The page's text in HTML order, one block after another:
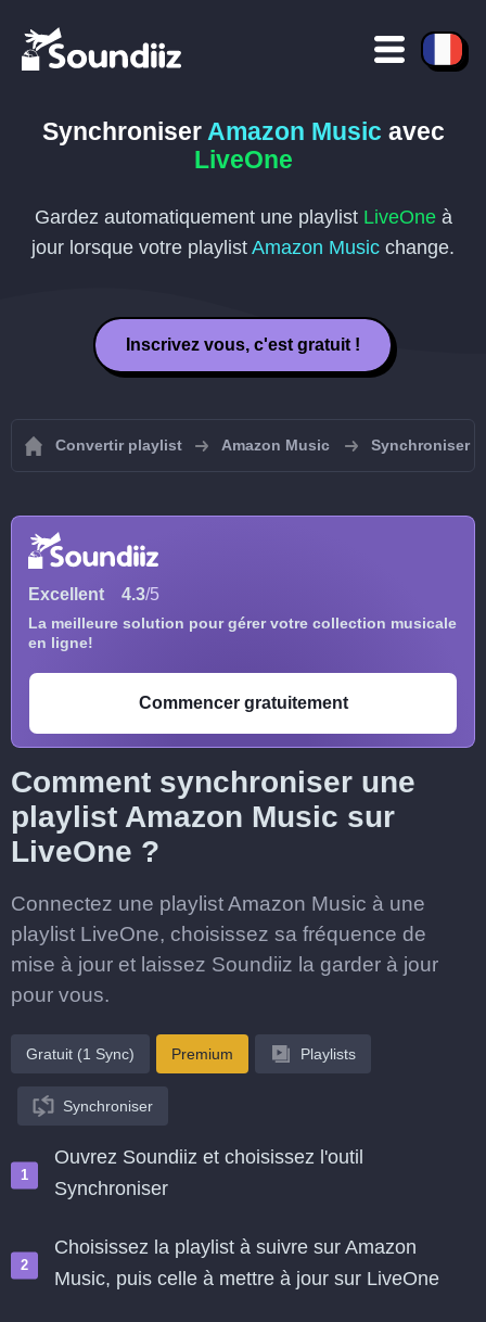
Synchroniser Amazon Music avec
LiveOne
Gardez automatiquement une playlist LiveOneà
jour lorsque votre playlist Amazon Music change.
Inscrivez vous, c'est gratuit !
Convertir playlist Amazon Music Synchroniser
Excellent 4.3/5
La meilleure solution pour gérer votre collection musicale
en ligne!
Commencer gratuitement
Comment synchroniser une
playlist Amazon Music sur
LiveOne ?
Connectez une playlist Amazon Music à une
playlist LiveOne, choisissez sa fréquence de
mise à jour et laissez Soundiiz la garder à jour
pour vous.
Gratuit (1 Sync) Premium Playlists
Synchroniser
Ouvrez Soundiiz et choisissez l'outil
Synchroniser
Choisissez la playlist à suivre sur Amazon
Music, puis celle à mettre à jour sur LiveOne